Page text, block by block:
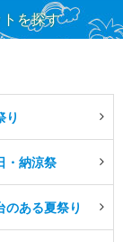
を探す
り
・納涼祭
のある夏祭り